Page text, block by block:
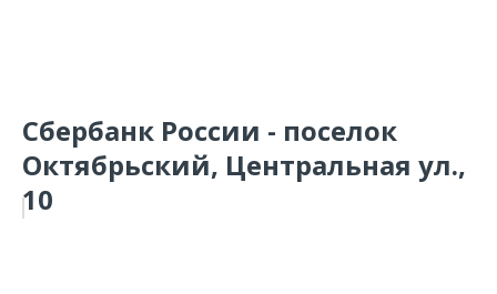
Сбербанк России - поселок
Октябрьский, Центральная ул.,
10